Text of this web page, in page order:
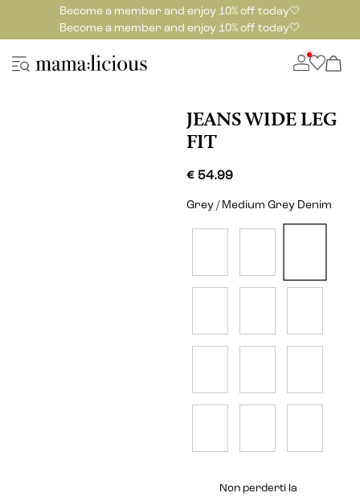
Become a member and enjoy 10% off today🤍
Become a member and enjoy 10% off today🤍
JEANS WIDE LEG
FIT
€ 54.99
Grey / Medium Grey Denim
Non perderti la